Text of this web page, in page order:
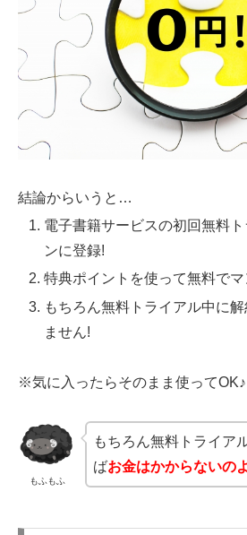
結論からいうと…
電子書籍サービスの初回無料
ンに登録!
特典ポイントを使って無料で
もちろん無料トライアル中に
ません!
※気に入ったらそのまま使ってOK♪
もふもふ
もちろん無料トライア
ばお金はかからないのよ